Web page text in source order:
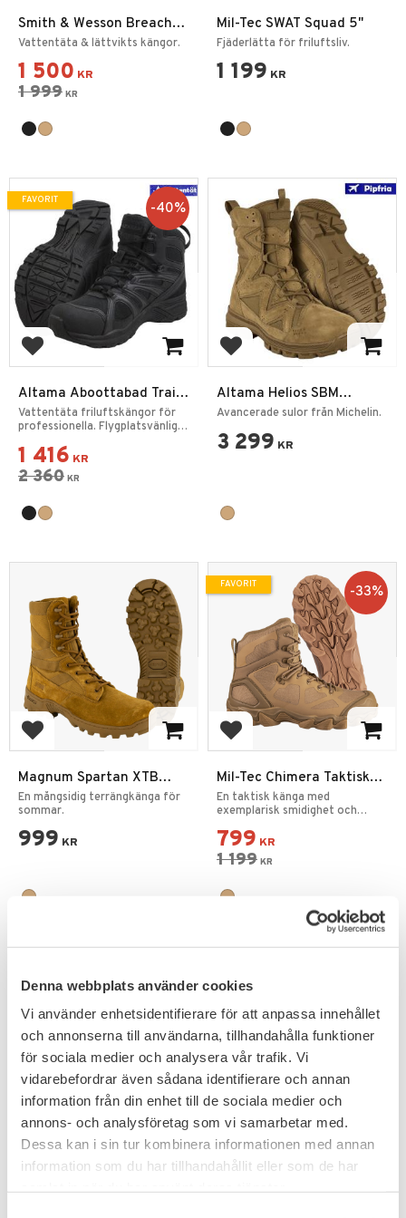
Denna webbplats använder cookies
Vi använder enhetsidentifierare för att anpassa innehållet
och annonserna till användarna, tillhandahålla funktioner
för sociala medier och analysera vår trafik. Vi
vidarebefordrar även sådana identifierare och annan
information från din enhet till de sociala medier och
annons- och analysföretag som vi samarbetar med.
Dessa kan i sin tur kombinera informationen med annan
information som du har tillhandahållit eller som de har
Smith & Wesson Breach
2.0 8" WP SZ
Vattentäta & lättvikts kängor.
1 500 KR
1 999 KR
Mil-Tec SWAT Squad 5"
Fjäderlätta för friluftsliv.
1 199 KR
Lägg till i favoriter
Altama Aboottabad Trail
Mid WP
Vattentäta friluftskängor för
professionella. Flygplatsvänliga
1 416 KR
2 360 KR
40%
FAVORIT
Lägg till i favoriter
Altama Helios SBM
Sommarkängor - Pipfria
Avancerade sulor från Michelin.
3 299 KR
Lägg till i favoriter
Magnum Spartan XTB
Lättvikt Vattenavvisande
Mocka
En mångsidig terrängkänga för
sommar.
999 KR
Lägg till i favoriter
Mil-Tec Chimera Taktiska
Kängor Coyote
En taktisk känga med
exemplarisk smidighet och
799 KR
1 199 KR
33%
FAVORIT
Lägg till i favoriter
Smith & Wesson Breach
även för vardagsbruk.
15 %
Lägg till i favoriter
Taktiska Militärkängor
vandring.